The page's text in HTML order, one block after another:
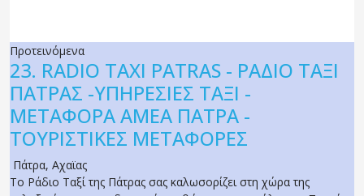
Προτεινόμενα
23. RADIO TAXI PATRAS - ΡΑΔΙΟ ΤΑΞΙ
ΠΑΤΡΑΣ -ΥΠΗΡΕΣΙΕΣ ΤΑΞΙ -
ΜΕΤΑΦΟΡΑ ΑΜΕΑ ΠΑΤΡΑ -
ΤΟΥΡΙΣΤΙΚΕΣ ΜΕΤΑΦΟΡΕΣ
Πάτρα, Αχαϊας
Το Ράδιο Ταξί της Πάτρας σας καλωσορίζει στη χώρα της